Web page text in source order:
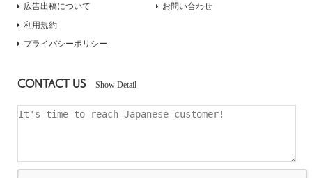
広告出稿について
お問い合わせ
利用規約
プライバシーポリシー
CONTACT US Show Detail